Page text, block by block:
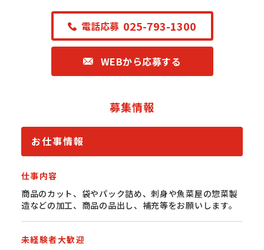
電話応募 025-793-1300
WEBから応募する
募集情報
お仕事情報
仕事内容
商品のカット、袋やパック詰め、刺身や魚菜屋の惣菜製
造などの加工、商品の品出し、補充等をお願いします。
未経験者大歓迎